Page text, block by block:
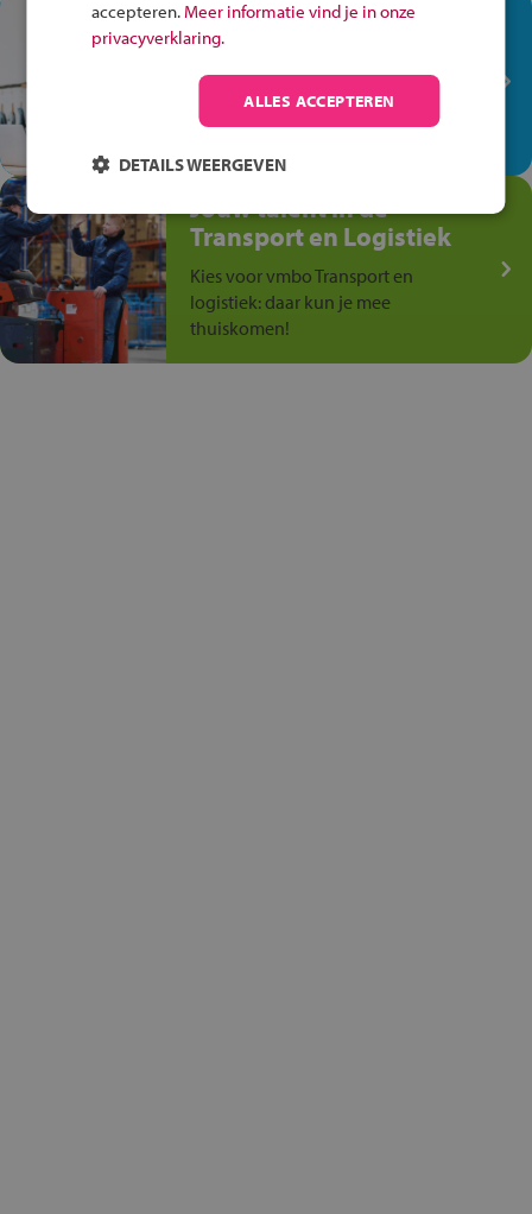
In de winkel ben je op je
plek!
Ontdek via het vmbo jouw talent
op de winkelvloer, waar elke dag
Jouw talent in de
Transport en Logistiek
Kies voor vmbo Transport en
logistiek: daar kun je mee
thuiskomen!
accepteren. Meer informatie vind je in onze
privacyverklaring.
ALLES ACCEPTEREN
DETAILS WEERGEVEN